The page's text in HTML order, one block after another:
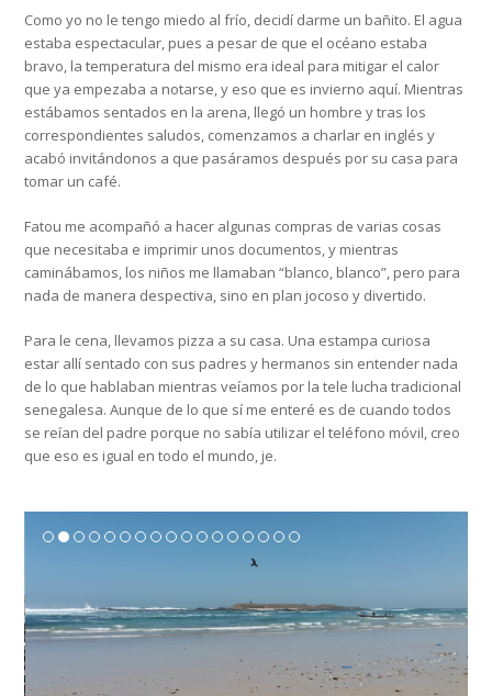
Como yo no le tengo miedo al frío, decidí darme un bañito. El agua
estaba espectacular, pues a pesar de que el océano estaba
bravo, la temperatura del mismo era ideal para mitigar el calor
que ya empezaba a notarse, y eso que es invierno aquí. Mientras
estábamos sentados en la arena, llegó un hombre y tras los
correspondientes saludos, comenzamos a charlar en inglés y
acabó invitándonos a que pasáramos después por su casa para
tomar un café.
Fatou me acompañó a hacer algunas compras de varias cosas
que necesitaba e imprimir unos documentos, y mientras
caminábamos, los niños me llamaban “blanco, blanco”, pero para
nada de manera despectiva, sino en plan jocoso y divertido.
Para le cena, llevamos pizza a su casa. Una estampa curiosa
estar allí sentado con sus padres y hermanos sin entender nada
de lo que hablaban mientras veíamos por la tele lucha tradicional
senegalesa. Aunque de lo que sí me enteré es de cuando todos
se reían del padre porque no sabía utilizar el teléfono móvil, creo
que eso es igual en todo el mundo, je.